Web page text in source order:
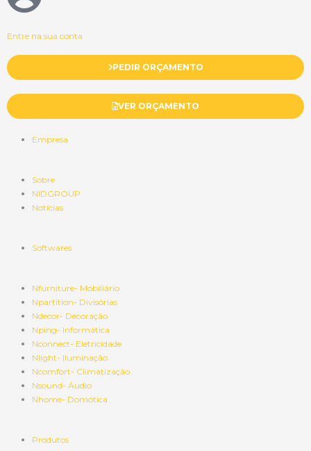
Entre na sua conta
PEDIR ORÇAMENTO
VER ORÇAMENTO
Empresa
Sobre
NIDGROUP
Notícias
Softwares
Nfurniture- Mobiliário
Npartition- Divisórias
Ndecor- Decoração
Nping- Informática
Nconnect- Eletricidade
Nlight- Iluminação
Ncomfort- Climatização
Nsound- Áudio
Nhome- Domótica
Produtos